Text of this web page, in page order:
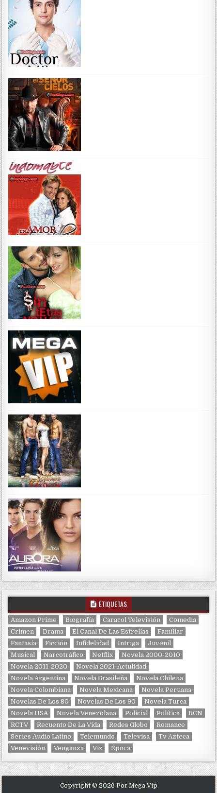
ETIQUETAS
Amazon Prime Biografía Caracol Televisión
Comedia
Crimen
Drama El Canal De Las Estrellas
Familiar
Fantasía
Ficción Infidelidad Intriga
Juvenil
Musical
Narcotráfico Netflix
Novela 2000-2010
Novela 2011-2020
Novela 2021-Actulidad
Novela Argentina
Novela Brasileña
Novela Chilena
Novela Colombiana
Novela Mexicana
Novela Peruana
Novelas De Los 80
Novelas De Los 90
Novela Turca
Novela USA
Novela Venezolana Policial Política
RCN
RCTV
Recuento De La Vida Redes Globo
Romance
Series Audio Latino
Telemundo Televisa
Tv Azteca
Venevisión
Venganza Vix Época
Copyright © 2026 Por Mega Vip